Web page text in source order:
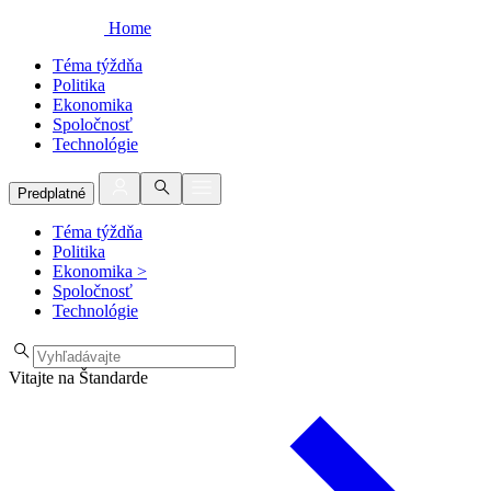
Home
Téma týždňa
Politika
Ekonomika
Spoločnosť
Technológie
Predplatné
Téma týždňa
Politika
Ekonomika >
Spoločnosť
Technológie
Vitajte na Štandarde